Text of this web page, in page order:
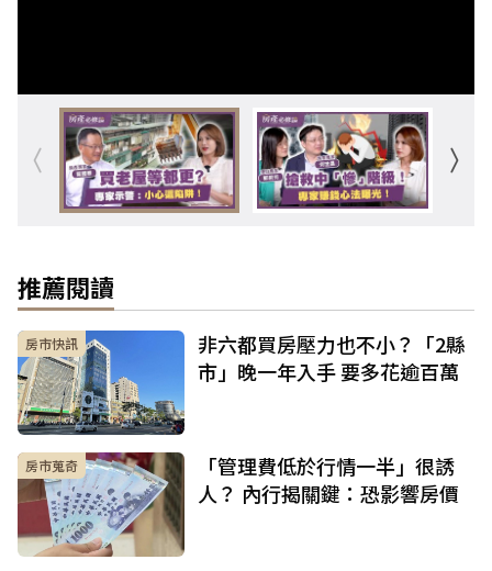
推薦閱讀
房市快訊
非六都買房壓力也不小？「2縣
市」晚一年入手 要多花逾百萬
房市蒐奇
「管理費低於行情一半」很誘
人？ 內行揭關鍵：恐影響房價